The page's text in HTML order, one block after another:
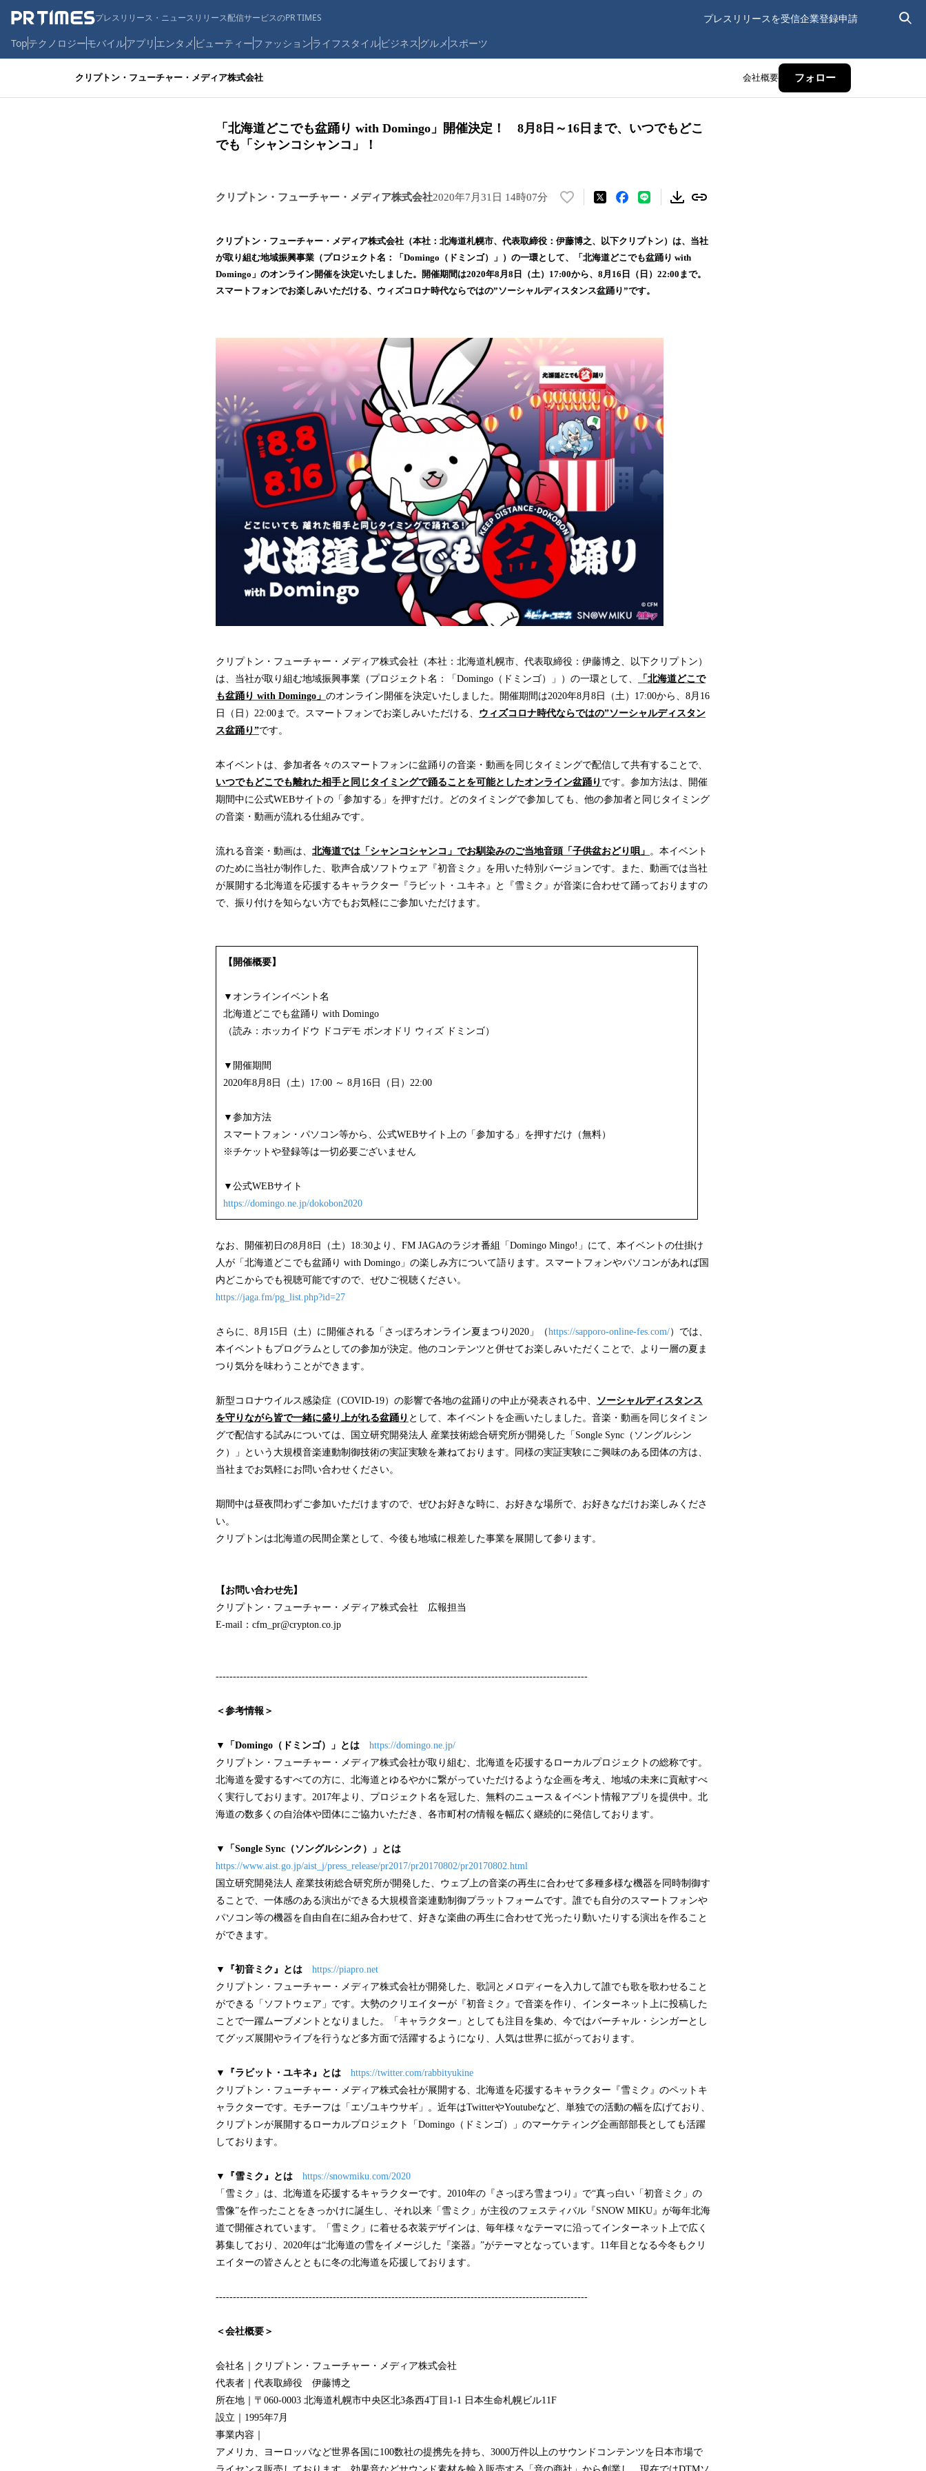
プレスリリース・ニュースリリース配信サービスのPR TIMES プレスリリースを受信企業登録申請
Topテクノロジーモバイルアプリ エンタメ ビューティーファッションライフスタイルビジネス グルメ スポーツ
クリプトン・フューチャー・メディア株式会社 会社概要 フォロー
「北海道どこでも盆踊り with Domingo」開催決定！ 8月8日～16日まで、いつでもどこ
でも「シャンコシャンコ」！
クリプトン・フューチャー・メディア株式会社2020年7月31日 14時07分
い
！
数
を
読
中
で
す
クリプトン・フューチャー・メディア株式会社（本社：北海道札幌市、代表取締役：伊藤博之、以下クリプトン）は、当社
が取り組む地域振興事業（プロジェクト名：「Domingo（ドミンゴ）」）の一環として、「北海道どこでも盆踊り with
Domingo」のオンライン開催を決定いたしました。開催期間は2020年8月8日（土）17:00から、8月16日（日）22:00まで。
スマートフォンでお楽しみいただける、ウィズコロナ時代ならではの”ソーシャルディスタンス盆踊り”です。
クリプトン・フューチャー・メディア株式会社（本社：北海道札幌市、代表取締役：伊藤博之、以下クリプトン）
は、当社が取り組む地域振興事業（プロジェクト名：「Domingo（ドミンゴ）」）の一環として、
「北海道どこで
も盆踊り with Domingo」 のオンライン開催を決定いたしました。開催期間は2020年8月8日（土）17:00から、8月16
日（日）22:00まで。スマートフォンでお楽しみいただける、 ウィズコロナ時代ならではの”ソーシャルディスタン
ス盆踊り”です。
本イベントは、参加者各々のスマートフォンに盆踊りの音楽・動画を同じタイミングで配信して共有することで、
いつでもどこでも離れた相手と同じタイミングで踊ることを可能としたオンライン盆踊り です。参加方法は、開催
期間中に公式WEBサイトの「参加する」を押すだけ。どのタイミングで参加しても、他の参加者と同じタイミング
の音楽・動画が流れる仕組みです。
流れる音楽・動画は、 北海道では「シャンコシャンコ」でお馴染みのご当地音頭「子供盆おどり唄」 。本イベント
のために当社が制作した、歌声合成ソフトウェア『初音ミク』を用いた特別バージョンです。また、動画では当社
が展開する北海道を応援するキャラクター『ラビット・ユキネ』と『雪ミク』が音楽に合わせて踊っておりますの
で、振り付けを知らない方でもお気軽にご参加いただけます。
【開催概要】
▼オンラインイベント名
北海道どこでも盆踊り with Domingo
（読み：ホッカイドウ ドコデモ ボンオドリ ウィズ ドミンゴ）
▼開催期間
2020年8月8日（土）17:00 ～ 8月16日（日）22:00
▼参加方法
スマートフォン・パソコン等から、公式WEBサイト上の「参加する」を押すだけ（無料）
※チケットや登録等は一切必要ございません
▼公式WEBサイト
https://domingo.ne.jp/dokobon2020
なお、開催初日の8月8日（土）18:30より、FM JAGAのラジオ番組「Domingo Mingo!」にて、本イベントの仕掛け
人が「北海道どこでも盆踊り with Domingo」の楽しみ方について語ります。スマートフォンやパソコンがあれば国
内どこからでも視聴可能ですので、ぜひご視聴ください。
https://jaga.fm/pg_list.php?id=27
さらに、8月15日（土）に開催される「さっぽろオンライン夏まつり2020」（https://sapporo-online-fes.com/）では、
本イベントもプログラムとしての参加が決定。他のコンテンツと併せてお楽しみいただくことで、より一層の夏ま
つり気分を味わうことができます。
新型コロナウイルス感染症（COVID-19）の影響で各地の盆踊りの中止が発表される中、 ソーシャルディスタンス
を守りながら皆で一緒に盛り上がれる盆踊り として、本イベントを企画いたしました。音楽・動画を同じタイミン
グで配信する試みについては、国立研究開発法人 産業技術総合研究所が開発した「Songle Sync（ソングルシン
ク）」という大規模音楽連動制御技術の実証実験を兼ねております。同様の実証実験にご興味のある団体の方は、
当社までお気軽にお問い合わせください。
期間中は昼夜問わずご参加いただけますので、ぜひお好きな時に、お好きな場所で、お好きなだけお楽しみくださ
い。
クリプトンは北海道の民間企業として、今後も地域に根差した事業を展開して参ります。
【お問い合わせ先】
クリプトン・フューチャー・メディア株式会社 広報担当
E-mail：cfm_pr@crypton.co.jp
------------------------------------------------------------------------------------------------------------
＜参考情報＞
▼ 「Domingo（ドミンゴ）」とは
https://domingo.ne.jp/
クリプトン・フューチャー・メディア株式会社が取り組む、北海道を応援するローカルプロジェクトの総称です。
北海道を愛するすべての方に、北海道とゆるやかに繋がっていただけるような企画を考え、地域の未来に貢献すべ
く実行しております。2017年より、プロジェクト名を冠した、無料のニュース＆イベント情報アプリを提供中。北
海道の数多くの自治体や団体にご協力いただき、各市町村の情報を幅広く継続的に発信しております。
▼
「Songle Sync（ソングルシンク）」とは
https://www.aist.go.jp/aist_j/press_release/pr2017/pr20170802/pr20170802.html
国立研究開発法人 産業技術総合研究所が開発した、ウェブ上の音楽の再生に合わせて多種多様な機器を同時制御す
ることで、一体感のある演出ができる大規模音楽連動制御プラットフォームです。誰でも自分のスマートフォンや
パソコン等の機器を自由自在に組み合わせて、好きな楽曲の再生に合わせて光ったり動いたりする演出を作ること
ができます。
▼ 『初音ミク』とは
https://piapro.net
クリプトン・フューチャー・メディア株式会社が開発した、歌詞とメロディーを入力して誰でも歌を歌わせること
ができる「ソフトウェア」です。大勢のクリエイターが『初音ミク』で音楽を作り、インターネット上に投稿した
ことで一躍ムーブメントとなりました。「キャラクター」としても注目を集め、今ではバーチャル・シンガーとし
てグッズ展開やライブを行うなど多方面で活躍するようになり、人気は世界に拡がっております。
▼ 『ラビット・ユキネ』とは
https://twitter.com/rabbityukine
クリプトン・フューチャー・メディア株式会社が展開する、北海道を応援するキャラクター『雪ミク』のペットキ
ャラクターです。モチーフは「エゾユキウサギ」。近年はTwitterやYoutubeなど、単独での活動の幅を広げており、
クリプトンが展開するローカルプロジェクト「Domingo（ドミンゴ）」のマーケティング企画部部長としても活躍
しております。
▼ 『雪ミク』とは
https://snowmiku.com/2020
「雪ミク」は、北海道を応援するキャラクターです。2010年の『さっぽろ雪まつり』で“真っ白い「初音ミク」の
雪像”を作ったことをきっかけに誕生し、それ以来「雪ミク」が主役のフェスティバル『SNOW MIKU』が毎年北海
道で開催されています。「雪ミク」に着せる衣装デザインは、毎年様々なテーマに沿ってインターネット上で広く
募集しており、2020年は“北海道の雪をイメージした『楽器』”がテーマとなっています。11年目となる今冬もクリ
エイターの皆さんとともに冬の北海道を応援しております。
------------------------------------------------------------------------------------------------------------
＜会社概要＞
会社名｜クリプトン・フューチャー・メディア株式会社
代表者｜代表取締役 伊藤博之
所在地｜〒060-0003 北海道札幌市中央区北3条西4丁目1-1 日本生命札幌ビル11F
設立｜1995年7月
事業内容｜
アメリカ、ヨーロッパなど世界各国に100数社の提携先を持ち、3000万件以上のサウンドコンテンツを日本市場で